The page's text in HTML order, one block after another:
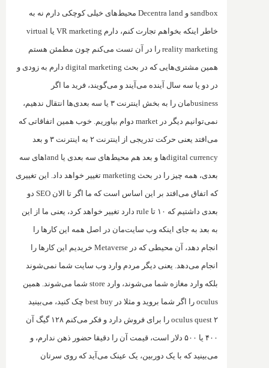
sandbox و Decentra land محیط‌های خیلی کوچکی دارم نه به
خاطر اینکه بخواهم تجارت کنم، دارم VR marketing یا virtual
reality marketing را در آن تست می‌کنم چون مطمئن هستم
همین مشتری‌هایی که‌ در بحث digital marketing دارم به زودی و
در دو یا سه سال آینده می‌آیند و می‌گویند، فرید ما اگر
business
مان را به بخش اینترنت ۳ یا سه بعدی‌ها انتقال ندهیم،
نمی‌توانیم دیگر در market دوام بیاوریم. خوب همین اتفاقاتی که
می‌افتد یعنی حرکت تدریجی از اینترنت ۲ به اینترنت ۳ و بعد
digital currencyها و بعد هم محیط‌های سه بعدی یا landهای سه
بعدی، همه چیز را در بحث marketing تغییر خواهد داد. این تغییری
که اتفاق می‌افتد بر این اساس است که ما اگر تا الان SEO دو
بعدی داشتیم که ۱۰ تا‌
rule دارد تغییر خواهد کرد، یعنی ما از این
به بعد به جای اینکه وب سایت‌مان در اصل همه این کارها را
انجام دهد، آن محیطی که در Metaverse خریدیم این کارها را
انجام می‌دهد. یعنی دیگر مردم وارد وب سایت شما نمی‌شوند
بلکه وارد مغازه شما می‌شوند،‌ وارد store شما می‌شوند.‌ همین
oculus را اگر شما بروید و مثلا در best buy چک کنید، می‌بینید
quest ۲ oculus
را برای فروش دارد و فکر می‌کنم ۱۲۸ گیگ آن
۴۰۰ یا ۵۰۰ دلار است، قیمت آن را دقیقا حضور ذهن ندارم، و
می‌بینید که با یک دوربین، یک عینک می‌آید که روی سرتان